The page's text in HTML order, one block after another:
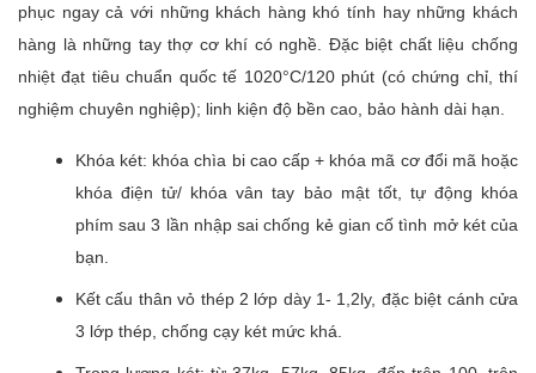
phục ngay cả với những khách hàng khó tính hay những khách
hàng là những tay thợ cơ khí có nghề. Đặc biệt chất liệu chống
nhiệt đạt tiêu chuẩn quốc tế 1020°C/120 phút (có chứng chỉ, thí
nghiệm chuyên nghiệp); linh kiện độ bền cao, bảo hành dài hạn.
Khóa két: khóa chìa bi cao cấp + khóa mã cơ đổi mã hoặc
khóa điện tử/ khóa vân tay bảo mật tốt, tự động khóa
phím sau 3 lần nhập sai chống kẻ gian cố tình mở két của
bạn.
Kết cấu thân vỏ thép 2 lớp dày 1- 1,2ly, đặc biệt cánh cửa
3 lớp thép, chống cạy két mức khá.